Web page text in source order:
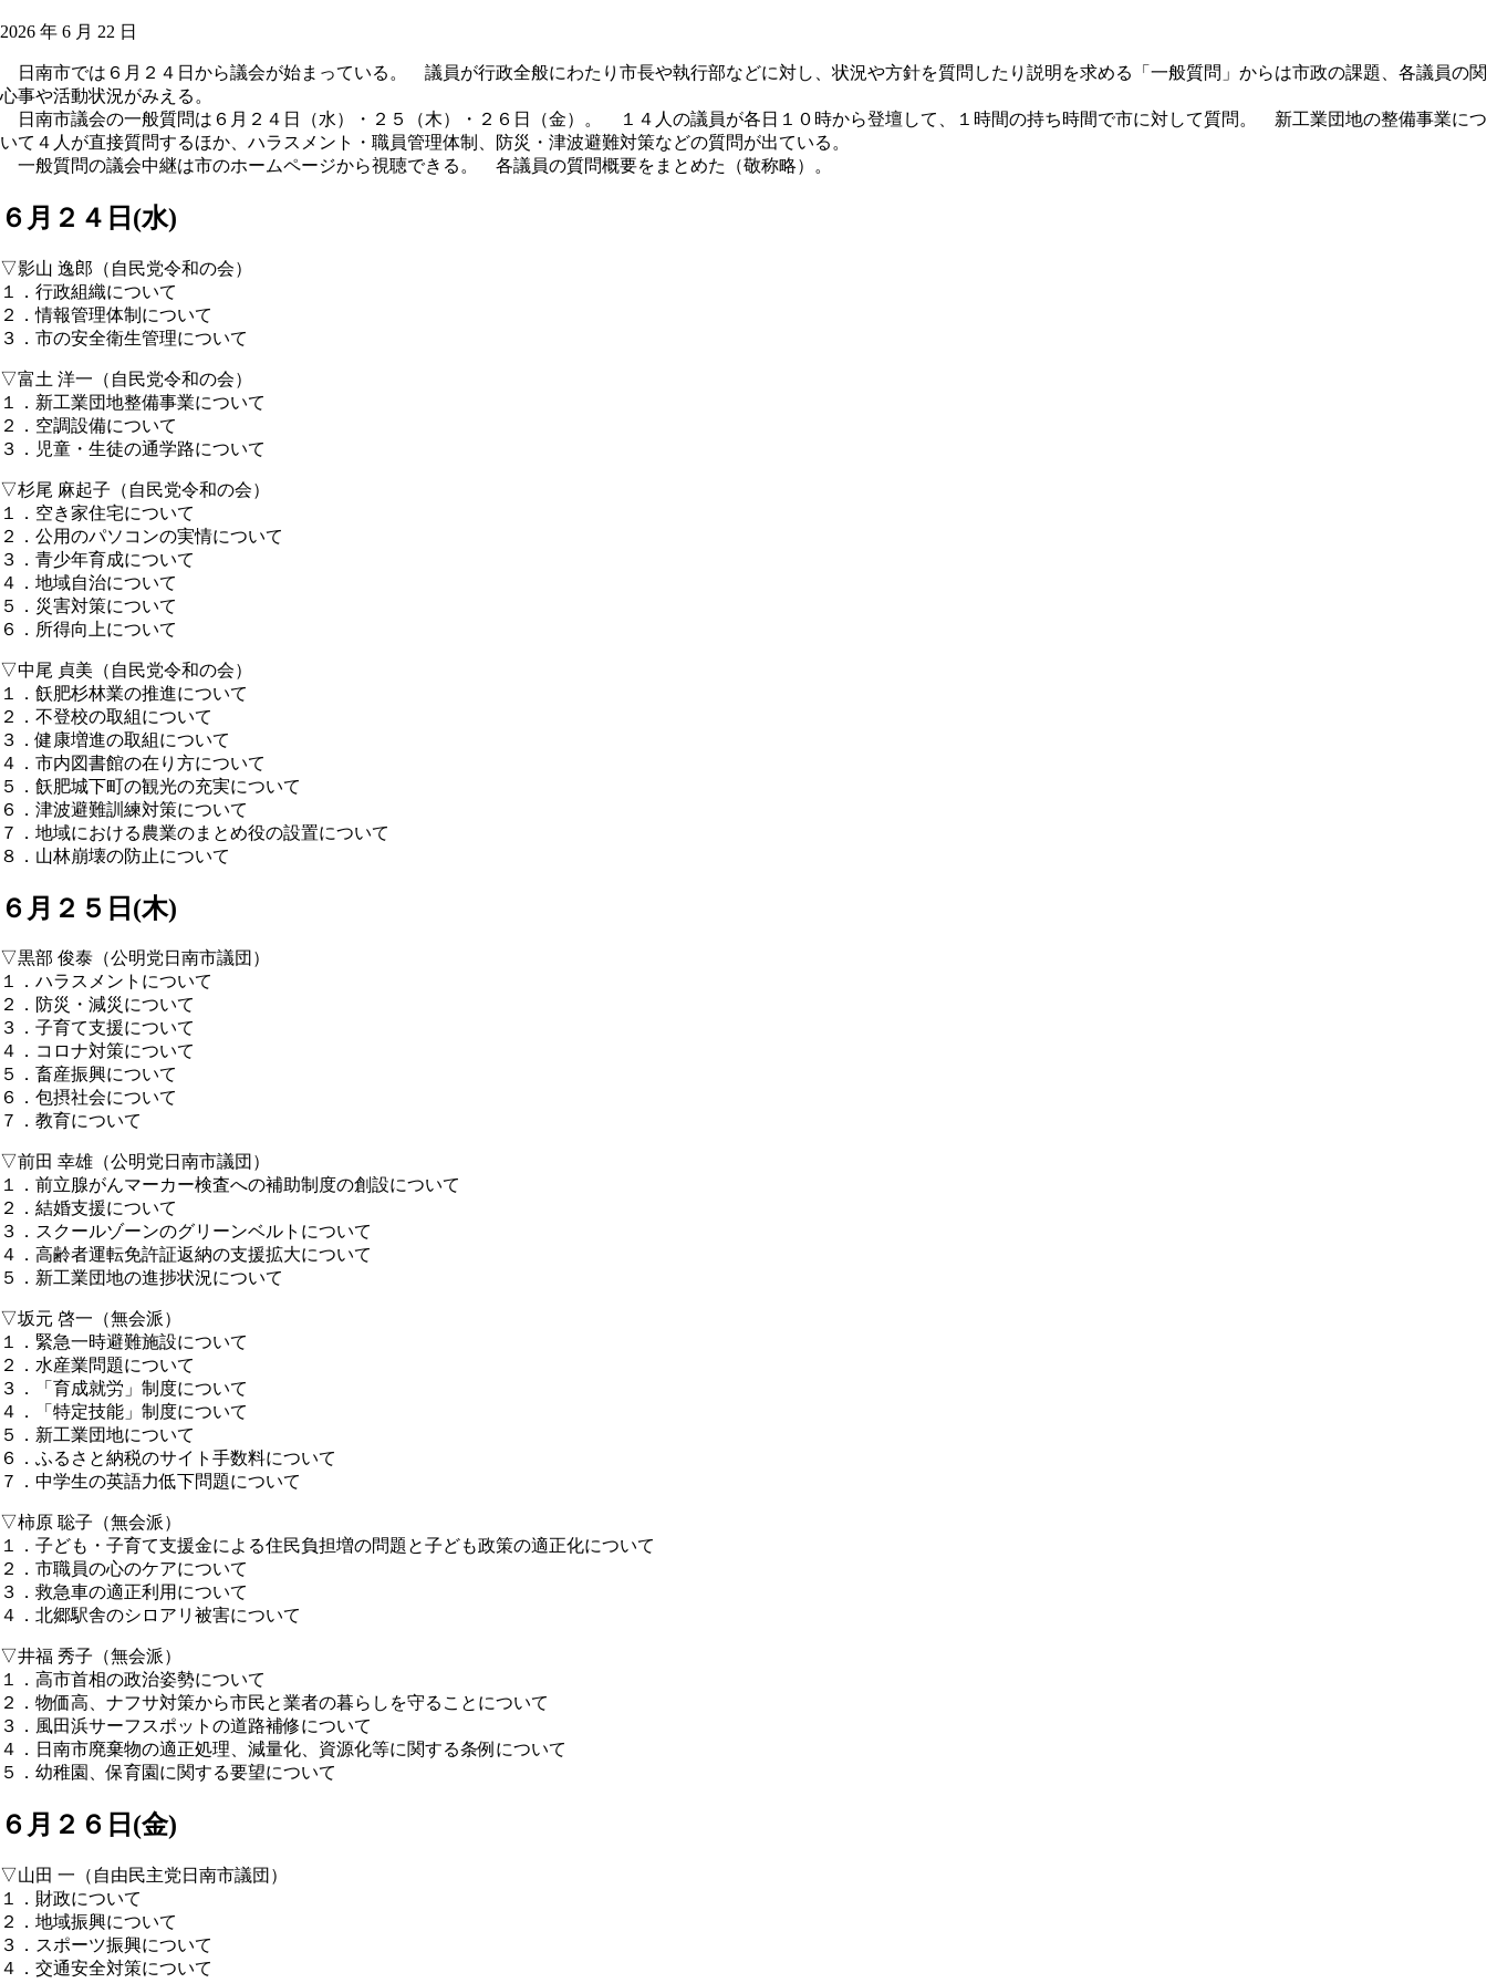
2026 年 6 月 22 日
日南市では６月２４日から議会が始まっている。 議員が行政全般にわたり市長や執行部などに対し、状況や方針を質問したり説明を求める「一般質問」からは市政の課題、各議員の関
心事や活動状況がみえる。
日南市議会の一般質問は６月２４日（水）・２５（木）・２６日（金）。 １４人の議員が各日１０時から登壇して、１時間の持ち時間で市に対して質問。 新工業団地の整備事業につ
いて４人が直接質問するほか、ハラスメント・職員管理体制、防災・津波避難対策などの質問が出ている。
一般質問の議会中継は市のホームページから視聴できる。 各議員の質問概要をまとめた（敬称略）。
６月２４日(水)
▽影山 逸郎（自民党令和の会）
１．行政組織について
２．情報管理体制について
３．市の安全衛生管理について
▽富土 洋一（自民党令和の会）
１．新工業団地整備事業について
２．空調設備について
３．児童・生徒の通学路について
▽杉尾 麻起子（自民党令和の会）
１．空き家住宅について
２．公用のパソコンの実情について
３．青少年育成について
４．地域自治について
５．災害対策について
６．所得向上について
▽中尾 貞美（自民党令和の会）
１．飫肥杉林業の推進について
２．不登校の取組について
３．健康増進の取組について
４．市内図書館の在り方について
５．飫肥城下町の観光の充実について
６．津波避難訓練対策について
７．地域における農業のまとめ役の設置について
８．山林崩壊の防止について
６月２５日(木)
▽黒部 俊泰（公明党日南市議団）
１．ハラスメントについて
２．防災・減災について
３．子育て支援について
４．コロナ対策について
５．畜産振興について
６．包摂社会について
７．教育について
▽前田 幸雄（公明党日南市議団）
１．前立腺がんマーカー検査への補助制度の創設について
２．結婚支援について
３．スクールゾーンのグリーンベルトについて
４．高齢者運転免許証返納の支援拡大について
５．新工業団地の進捗状況について
▽坂元 啓一（無会派）
１．緊急一時避難施設について
２．水産業問題について
３．「育成就労」制度について
４．「特定技能」制度について
５．新工業団地について
６．ふるさと納税のサイト手数料について
７．中学生の英語力低下問題について
▽柿原 聡子（無会派）
１．子ども・子育て支援金による住民負担増の問題と子ども政策の適正化について
２．市職員の心のケアについて
３．救急車の適正利用について
４．北郷駅舎のシロアリ被害について
▽井福 秀子（無会派）
１．高市首相の政治姿勢について
２．物価高、ナフサ対策から市民と業者の暮らしを守ることについて
３．風田浜サーフスポットの道路補修について
４．日南市廃棄物の適正処理、減量化、資源化等に関する条例について
５．幼稚園、保育園に関する要望について
６月２６日(金)
▽山田 一（自由民主党日南市議団）
１．財政について
２．地域振興について
３．スポーツ振興について
４．交通安全対策について